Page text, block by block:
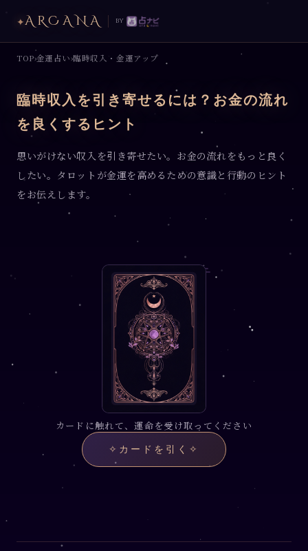
✦ARCANA by
TOP›金運占い›臨時収入・金運アップ
臨時収入を引き寄せるには？お金の流れ
を良くするヒント
思いがけない収入を引き寄せたい。お金の流れをもっと良く
したい。タロットが金運を高めるための意識と行動のヒント
をお伝えします。
カードに触れて、運命を受け取ってください
✧ カードを引く ✧